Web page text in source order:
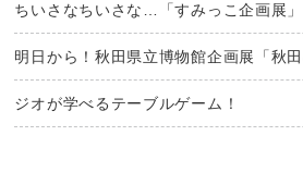
ちいさなちいさな…「すみっこ企画展
明日から！秋田県立博物館企画展「秋
ジオが学べるテーブルゲーム！